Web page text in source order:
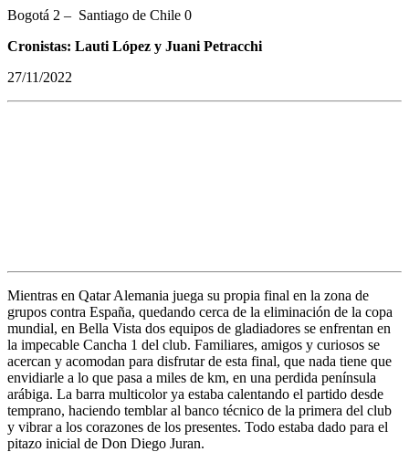
Bogotá 2 – Santiago de Chile 0
Cronistas: Lauti López y Juani Petracchi
27/11/2022
Mientras en Qatar Alemania juega su propia final en la zona de
grupos contra España, quedando cerca de la eliminación de la copa
mundial, en Bella Vista dos equipos de gladiadores se enfrentan en
la impecable Cancha 1 del club. Familiares, amigos y curiosos se
acercan y acomodan para disfrutar de esta final, que nada tiene que
envidiarle a lo que pasa a miles de km, en una perdida península
arábiga. La barra multicolor ya estaba calentando el partido desde
temprano, haciendo temblar al banco técnico de la primera del club
y vibrar a los corazones de los presentes. Todo estaba dado para el
pitazo inicial de Don Diego Juran.